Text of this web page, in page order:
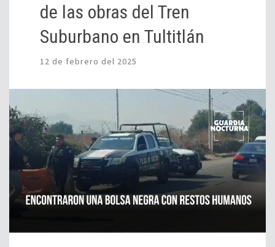
de las obras del Tren
Suburbano en Tultitlán
12 de febrero del 2025